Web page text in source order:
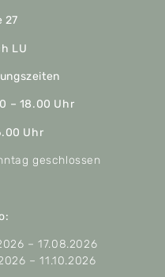
27
LU
– 18.00 Uhr
Uhr
geschlossen
– 17.08.2026
– 11.10.2026